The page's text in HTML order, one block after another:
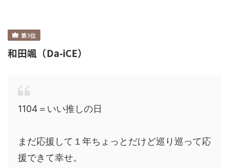
和田颯（Da-iCE）
1104＝いい推しの日
まだ応援して１年ちょっとだけど巡り巡って応
援できて幸せ。